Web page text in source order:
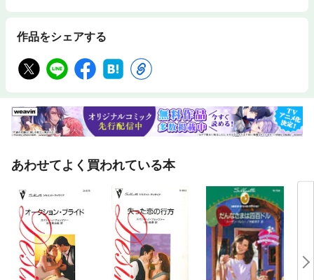
作品をシェアする
あわせてよく買われている本